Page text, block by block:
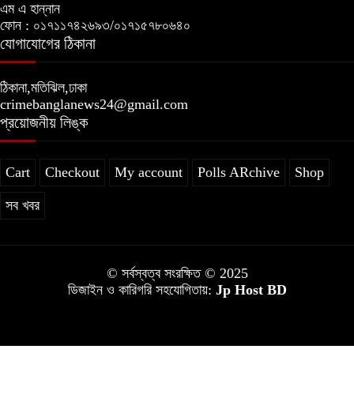
এম এ হান্নান
ফোন : ০১৭১১৭৪২৬৯৩/০১৭১৫৭৮০৬৪০
যোগাযোগের ঠিকানা
ঠিকানা,মতিঝিল,ঢাকা
crimebanglanews24@gmail.com
প্রয়োজনীয় লিঙ্ক
Cart Checkout My account Polls ARchive Shop
সব খবর
© সর্বস্বত্ব সংরক্ষিত © 2025
ডিজাইন ও কারিগরি সহযোগিতায়: Jp Host BD